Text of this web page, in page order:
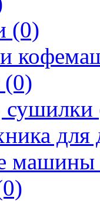
(0)
сушилки
машины